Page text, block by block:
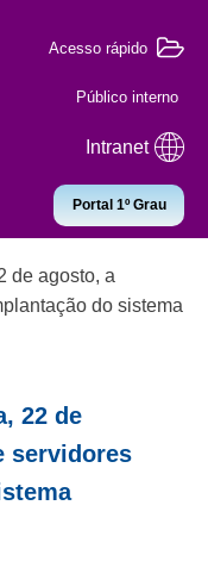
Acesso rápido
Público interno
Intranet
Portal 1º Grau
de agosto, a
do sistema
22 de
servidores